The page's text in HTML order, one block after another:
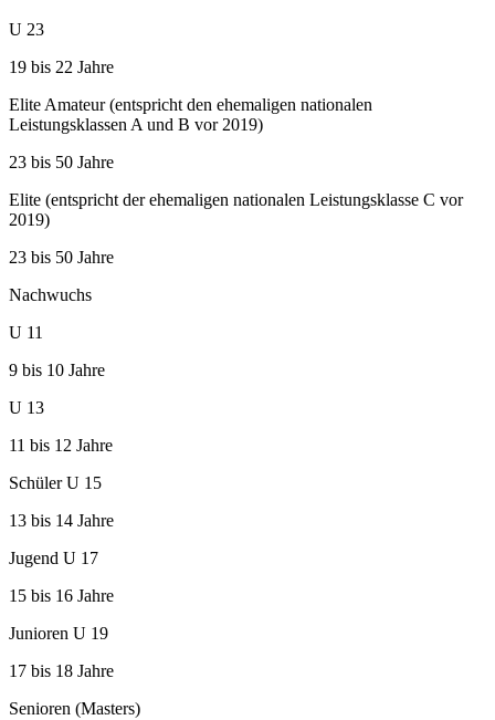
U 23
19 bis 22 Jahre
Elite Amateur (entspricht den ehemaligen nationalen
Leistungsklassen A und B vor 2019)
23 bis 50 Jahre
Elite (entspricht der ehemaligen nationalen Leistungsklasse C vor
2019)
23 bis 50 Jahre
Nachwuchs
U 11
9 bis 10 Jahre
U 13
11 bis 12 Jahre
Schüler U 15
13 bis 14 Jahre
Jugend U 17
15 bis 16 Jahre
Junioren U 19
17 bis 18 Jahre
Senioren (Masters)